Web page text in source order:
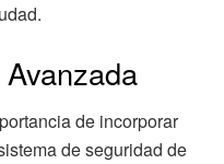
de incorporar
de seguridad de